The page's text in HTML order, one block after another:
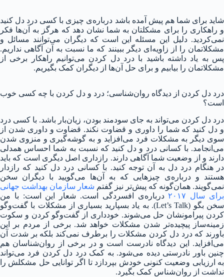
شاید برای شما هم پیش آمده باشد درباره‌ی چیزی با کسی درد دل کنید
و راهکاری را برای مشکلتان به شما نشان دهد که هرگز به آن‌ها فکر
نمی‌کردید. دلیل این مسئله این است که دیگران می‌توانند مسائل و
مشکلاتمان را از زاویه‌ای دیگر ببینند که ما نسبت به آن آگاهی نداریم.
پس به یاد داشته باشید با درد دل کردن می‌توانیم راهکار برخی از
مشکلاتمان را بیابیم و برای حل آن‌ها از دیگران کمک بگیریم.
درد دل کردن از دیدگاه روان‌شناسی؛ درد و دل کردن با چه کسی خوب
است؟
درد دل کردن می‌تواند به جای سودمند بودن، زیان‌بار باشد. با کسی درد
و دل کنید که شما را داوری و قضاوت نکند. قضاوت و داوری شدن از
سوی دیگر به مشکلات فرد می‌افزاید و به گوشه‌گیری و منزوی شدن
می‌انجامد. با کسانی درد و دل کنید که نسبت به شما احساس همدلی
دارند و از وضعیت شما آگاهی دارند. رازداری اصل دیگری است که باید
در هنگام درد دل به آن توجه کنید. با کسانی درد دل کنید که رازدار
هستند و درباره‌ی چیزهایی که به آن‌ها می‌گویید با دیگران سخن
نمی‌گویند. همان‌گونه که پیش‌تر نیز گفتم شعار سازمان بهداشت جهانی
برای سال ۲۰۱۷
درباره‌ی افسردگی است. شعار این است: با من
سخن بگو (Let’s Talk). به یاد بسپارید بسیاری از مشکلات با گفت‌و‌گو
کردن پیرامونشان حل می‌شوند. خودداری از گفت‌و‌گو کردن و سکوت
زمینه‌ساز پیچیده‌تر شدن مشکلات خواهد شد. برخی از مردم بر این
باورند که درد دل کردن مشکلات را برطرف نمی‌کند بلکه بر شدت آن
می‌افزاید. این دیدگاه نادرست است و در برخی از روان‌شناسان هم
چنین باور نادرستی دیده می‌شود. به کمک درد دل کردن فرد می‌تواند
به ارزیابی وضعیت کنونی خودش بپردازد تا اگر توانایی حل مشکلش را
نداشت از روان‌شناس کمک بگیرد.